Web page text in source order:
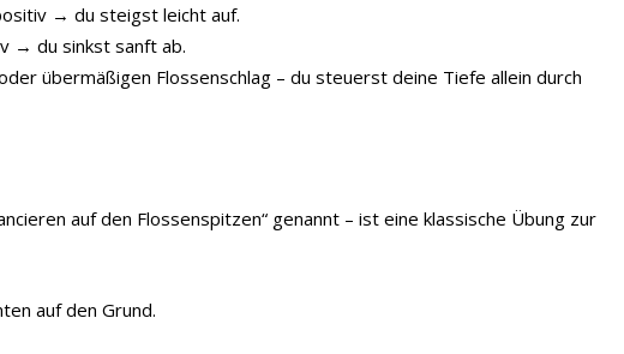
→ du steigst leicht auf.
→ du sinkst sanft ab.
übermäßigen Flossenschlag – du steuerst deine Tiefe allein durch
auf den Flossenspitzen“ genannt – ist eine klassische Übung zur
auf den Grund.